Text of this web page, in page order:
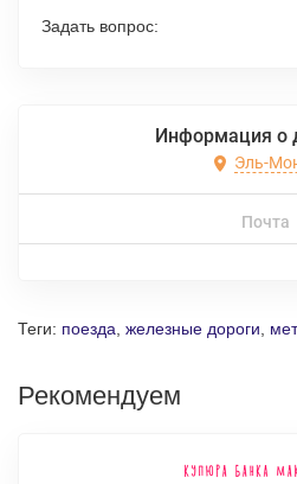
Задать вопрос:
Информация о
Эль-
Почта
Теги: поезда железные дороги
Рекомендуем